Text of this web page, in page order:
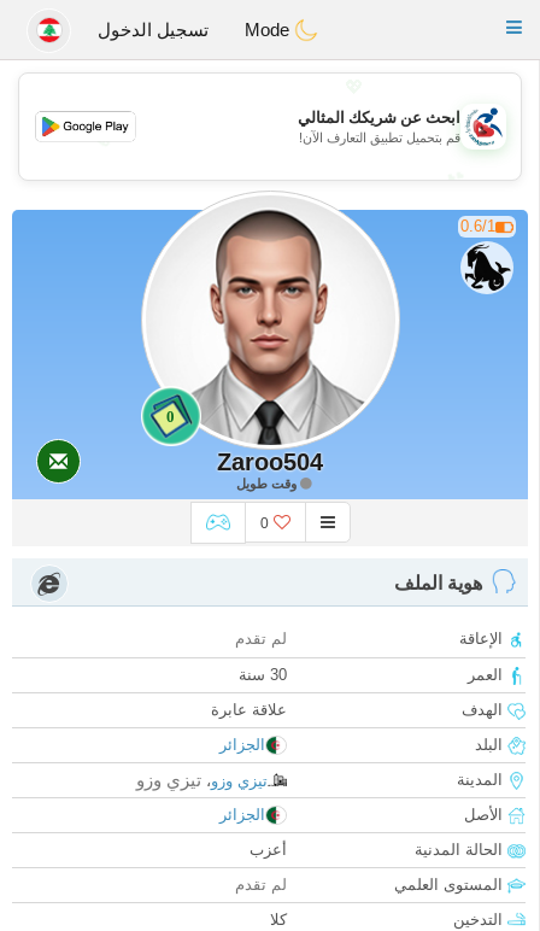
Handi Space
Toggle
تسجيل الدخول
💖
💕
💕
ابحث عن شريكك المثالي
قم بتحميل تطبيق التعارف الآن!
0.6/1
0
Zaroo504
وقت طويل
0
هوية الملف
الإعاقة
لم تقدم
العمر
30 سنة
الهدف
علاقة عابرة
البلد
الجزائر
المدينة
تيزي وزو، تيزي وزو
الأصل
الجزائر
الحالة المدنية
أعزب
المستوى العلمي
لم تقدم
التدخين
كلا